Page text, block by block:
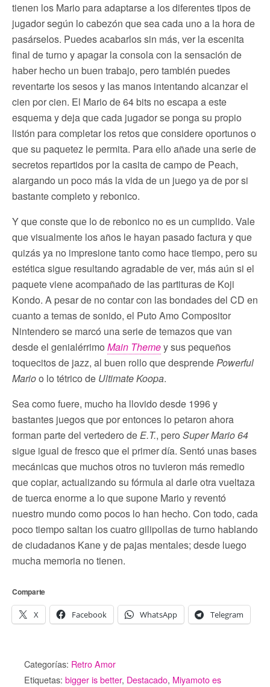
tienen los Mario para adaptarse a los diferentes tipos de
jugador según lo cabezón que sea cada uno a la hora de
pasárselos. Puedes acabarlos sin más, ver la escenita
final de turno y apagar la consola con la sensación de
haber hecho un buen trabajo, pero también puedes
reventarte los sesos y las manos intentando alcanzar el
cien por cien. El Mario de 64 bits no escapa a este
esquema y deja que cada jugador se ponga su propio
listón para completar los retos que considere oportunos o
que su paquetez le permita. Para ello añade una serie de
secretos repartidos por la casita de campo de Peach,
alargando un poco más la vida de un juego ya de por si
bastante completo y rebonico.
Y que conste que lo de rebonico no es un cumplido. Vale
que visualmente los años le hayan pasado factura y que
quizás ya no impresione tanto como hace tiempo, pero su
estética sigue resultando agradable de ver, más aún si el
paquete viene acompañado de las partituras de Koji
Kondo. A pesar de no contar con las bondades del CD en
cuanto a temas de sonido, el Puto Amo Compositor
Nintendero se marcó una serie de temazos que van
desde el genialérrimo Main Themey sus pequeños
toquecitos de jazz, al buen rollo que desprendePowerful
Marioo lo tétrico de Ultimate Koopa.
Sea como fuere, mucho ha llovido desde 1996 y
bastantes juegos que por entonces lo petaron ahora
forman parte del vertedero deE.T., pero Super Mario 64
sigue igual de fresco que el primer día. Sentó unas bases
mecánicas que muchos otros no tuvieron más remedio
que copiar, actualizando su fórmula al darle otra vueltaza
de tuerca enorme a lo que supone Mario y reventó
nuestro mundo como pocos lo han hecho. Con todo, cada
poco tiempo saltan los cuatro gilipollas de turno hablando
de ciudadanos Kane y de pajas mentales; desde luego
mucha memoria no tienen.
Comparte
X Facebook WhatsApp Telegram
Categorías: Retro Amor
Etiquetas: bigger is better, Destacado, Miyamoto es